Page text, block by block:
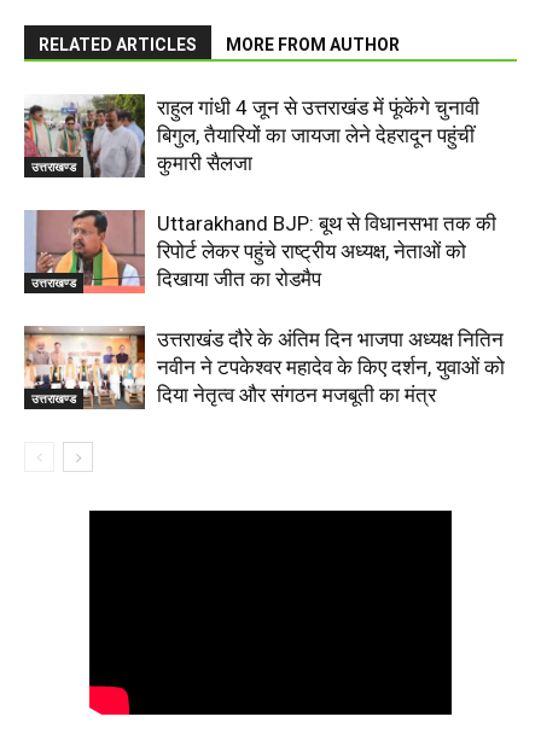
RELATED ARTICLES MORE FROM AUTHOR
उत्तराखण्ड
राहुल गांधी 4 जून से उत्तराखंड में फूंकेंगे चुनावी
बिगुल, तैयारियों का जायजा लेने देहरादून पहुंचीं
कुमारी सैलजा
उत्तराखण्ड
Uttarakhand BJP: बूथ से विधानसभा तक की
रिपोर्ट लेकर पहुंचे राष्ट्रीय अध्यक्ष, नेताओं को
दिखाया जीत का रोडमैप
उत्तराखण्ड
उत्तराखंड दौरे के अंतिम दिन भाजपा अध्यक्ष नितिन
नवीन ने टपकेश्वर महादेव के किए दर्शन, युवाओं को
दिया नेतृत्व और संगठन मजबूती का मंत्र